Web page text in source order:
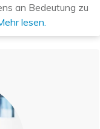
an Bedeutung zu
lesen.